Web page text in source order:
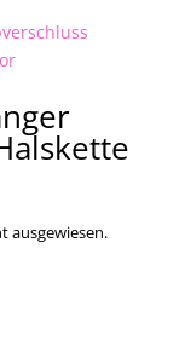
ausgewiesen.